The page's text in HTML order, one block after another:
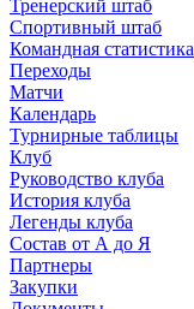
Тренерский штаб
Спортивный штаб
Командная статистика
Переходы
Матчи
Календарь
Турнирные таблицы
Клуб
Руководство клуба
История клуба
Легенды клуба
Состав от А до Я
Партнеры
Закупки